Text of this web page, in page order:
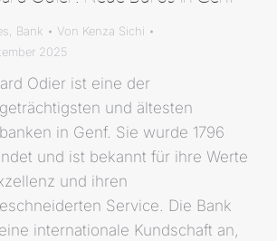
Bank Von Kenza Sichi
2025
Odier ist eine der
und ältesten
in Genf. Sie wurde 1796
und ist bekannt für ihre Werte
und ihren
Service. Die Bank
internationale Kundschaft an,